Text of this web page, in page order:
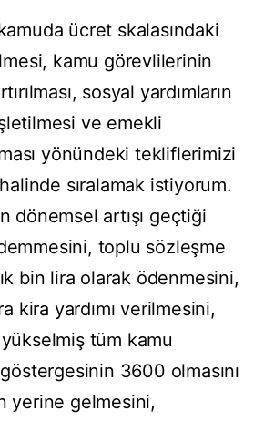
ücret skalasındaki
kamu görevlilerinin
sosyal yardımların
ve emekli
yönündeki tekliflerimizi
sıralamak istiyorum.
dönemsel artışı geçtiği
toplu sözleşme
bin lira olarak ödenmesini,
kira yardımı verilmesini,
tüm kamu
3600 olmasını
yerine gelmesini,